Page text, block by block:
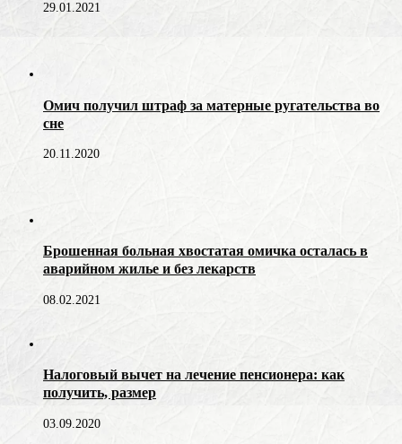
29.01.2021
Омич получил штраф за матерные ругательства во
сне
20.11.2020
Брошенная больная хвостатая омичка осталась в
аварийном жилье и без лекарств
08.02.2021
Налоговый вычет на лечение пенсионера: как
получить, размер
03.09.2020